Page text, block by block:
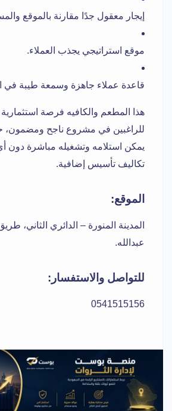
إيجار معقول جدًا مقارنة بالموقع
موقع استراتيجي يجذب العملاء.
قاعدة عملاء جاهزة وسمعة طيبة في
هذا المطعم والكافيه فرصة
للراغبين في مشروع ناجح ومضمون،
يمكن استلامه وتشغيله مباشرة دون
تكاليف تأسيس إضافية.
الموقع:
المدينة المنورة – الدائري الثاني،
عبدالله.
للتواصل والاستفسار:
0541515156